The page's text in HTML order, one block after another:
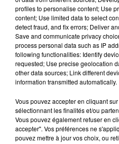
profiles to personalise content; Use
content; Use limited data to select
detect fraud, and fix errors; Deliver
Save and communicate privacy
process personal data such as IP
following functionalities: Identify
requested; Use precise geolocation
other data sources; Link different
information transmitted automatically.
Vous pouvez accepter en cliquant
sélectionnant les finalités et/ou
Vous pouvez également refuser en
accepter". Vos préférences ne
pouvez mettre à jour vos choix, ou